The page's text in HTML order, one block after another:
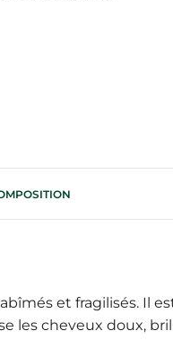
et fragilisés. Il
les cheveux doux,